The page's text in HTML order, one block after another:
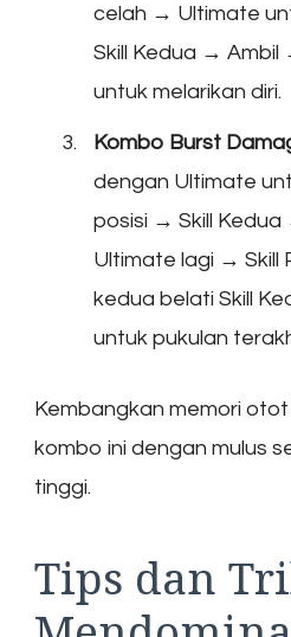
celah → Ultimate
Skill Kedua → Ambil
untuk melarikan diri.
Kombo Burst
dengan Ultimate
posisi → Skill
Ultimate lagi → Skill
kedua belati Skill
untuk pukulan
Kembangkan memori
kombo ini dengan mulus
tinggi.
Tips dan